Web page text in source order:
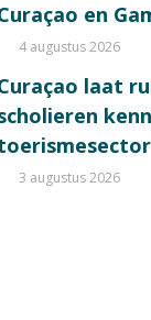
en
4 augustus 2026
laat
3 augustus 2026